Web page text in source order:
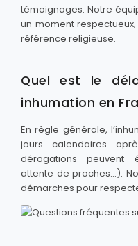
témoignages. Notre
un moment
référence religieuse.
Quel est le
inhumation en
En règle générale,
jours calendaires
dérogations peuvent
attente de proches…).
démarches pour